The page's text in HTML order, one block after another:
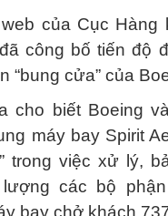
của Cục Hàng
công bố tiến độ
“bung cửa” của
cho biết Boeing
máy bay Spirit
trong việc xử lý,
các bộ
bay chở khách